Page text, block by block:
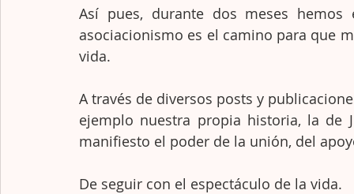
Así pues, durante dos meses
asociacionismo es el camino para que
vida.
A través de diversos posts y
ejemplo nuestra propia historia, la de
manifiesto el poder de la unión, del
De seguir con el espectáculo de la vida.